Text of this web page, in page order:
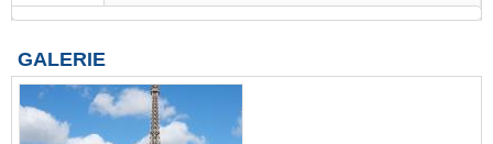
GALERIE